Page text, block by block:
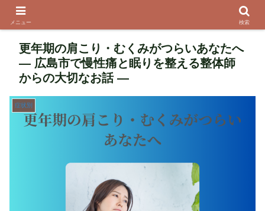
更年期の肩こり・むくみがつらいあなたへ
― 広島市で慢性痛と眠りを整える整体師
からの大切なお話 ―
症状別
メニュー 検索